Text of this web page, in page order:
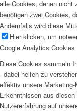
alle Cookies, denen nicht
benötigen zwei Cookies,
Andernfalls wird diese
Hier klicken, um
Google Analytics Cookies
Diese Cookies sammeln
- dabei helfen zu
effektiv unsere
Erkenntnissen aus
Nutzererfahrung auf